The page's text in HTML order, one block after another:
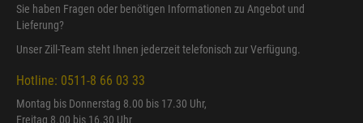
Sie haben Fragen oder benötigen Informationen zu Angebot und
Lieferung?
Unser Zill-Team steht Ihnen jederzeit telefonisch zur Verfügung.
Hotline: 0511-8 66 03 33
Montag bis Donnerstag 8.00 bis 17.30 Uhr,
Freitag 8.00 bis 16.30 Uhr